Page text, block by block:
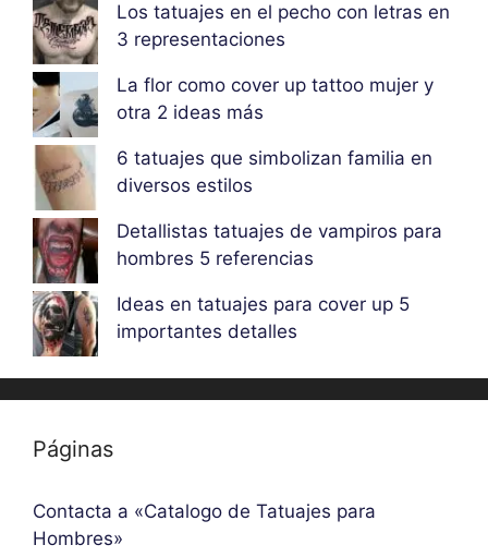
Los tatuajes en el pecho con letras en
3 representaciones
La flor como cover up tattoo mujer y
otra 2 ideas más
6 tatuajes que simbolizan familia en
diversos estilos
Detallistas tatuajes de vampiros para
hombres 5 referencias
Ideas en tatuajes para cover up 5
importantes detalles
Páginas
Contacta a «Catalogo de Tatuajes para
Hombres»